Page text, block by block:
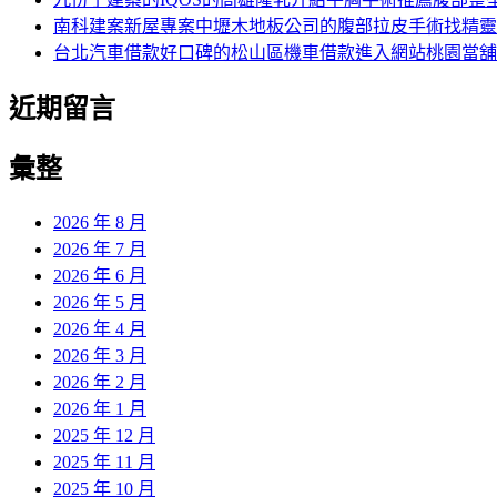
南科建案新屋專案中壢木地板公司的腹部拉皮手術找精
台北汽車借款好口碑的松山區機車借款進入網站桃園當舖
近期留言
彙整
2026 年 8 月
2026 年 7 月
2026 年 6 月
2026 年 5 月
2026 年 4 月
2026 年 3 月
2026 年 2 月
2026 年 1 月
2025 年 12 月
2025 年 11 月
2025 年 10 月